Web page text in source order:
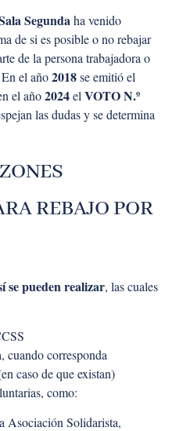
Segundaha venido
de si es posible o no rebajar
de la persona trabajadora o
el año2018se emitió el
el año2024el VOTO N.º
las dudas y se determina
REBAJO POR
se pueden realizar, las cuales
cuando corresponda
caso de que existan)
como:
Asociación Solidarista,